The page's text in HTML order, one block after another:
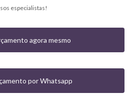
especialistas!
agora mesmo
por Whatsapp